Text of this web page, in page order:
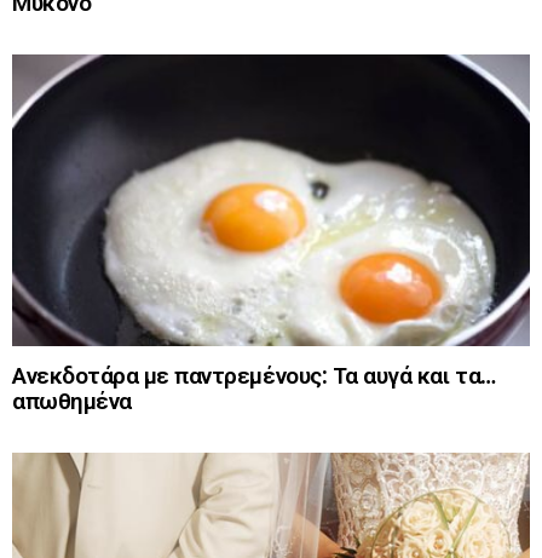
Ανεκδοτάρα με παντρεμένους: Τα αυγά και τα…
απωθημένα